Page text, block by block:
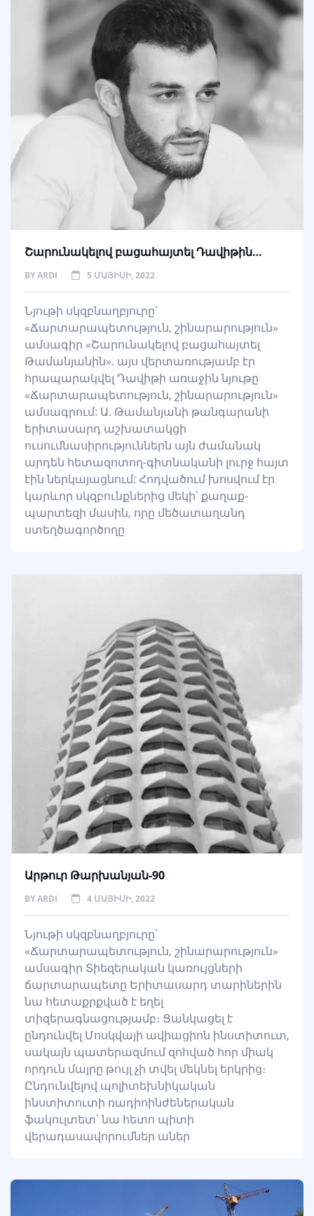
Շարունակելով բացահայտել Դավիթին…
BYARDI 5 ՄԱՅԻՍԻ, 2022
Նյութի սկզբնաղբյուրը՝
«Ճարտարապետություն, շինարարություն»
ամսագիր «Շարունակելով բացահայտել
Թամանյանին». այս վերտառությամբ էր
հրապարակվել Դավիթի առաջին նյութը
«Ճարտարապետություն, շինարարություն»
ամսագրում: Ա. Թամանյանի թանգարանի
երիտասարդ աշխատակցի
ուսումնասիրություններն այն ժամանակ
արդեն հետազոտող-գիտնականի լուրջ հայտ
էին ներկայացնում: Հոդվածում խոսվում էր
կարևոր սկզբունքներից մեկի՝ քաղաք-
պարտեզի մասին, որը մեծատաղանդ
ստեղծագործողը
Արթուր Թարխանյան-90
BYARDI 4 ՄԱՅԻՍԻ, 2022
Նյութի սկզբնաղբյուրը՝
«Ճարտարապետություն, շինարարություն»
ամսագիր Տիեզերական կառույցների
ճարտարապետը Երիտասարդ տարիներին
նա հետաքրքված է եղել
տիզերագնացությամբ։ Ցանկացել է
ընդունվել Մոսկվայի ավիացիոն ինստիտուտ,
սակայն պատերազմում զոհված հոր միակ
որդուն մայրը թույլ չի տվել մեկնել երկրից։
Ընդունվելով պոլիտեխնիկական
ինստիտուտի ռադիոինժեներական
ֆակուլտետ՝ նա հետո պիտի
վերադասավորումներ աներ